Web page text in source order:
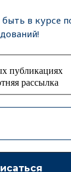
в курсе
публикациях
рассылка